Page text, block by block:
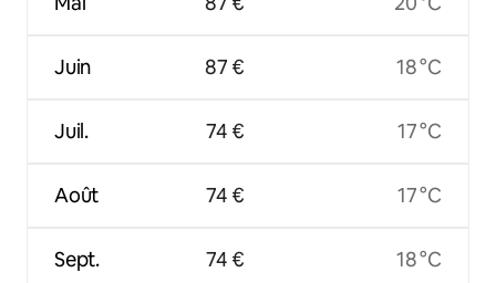
Juin
Juil.
Août
Sept.
87 €
74 €
74 €
74 €
18 °C
17 °C
17 °C
18 °C